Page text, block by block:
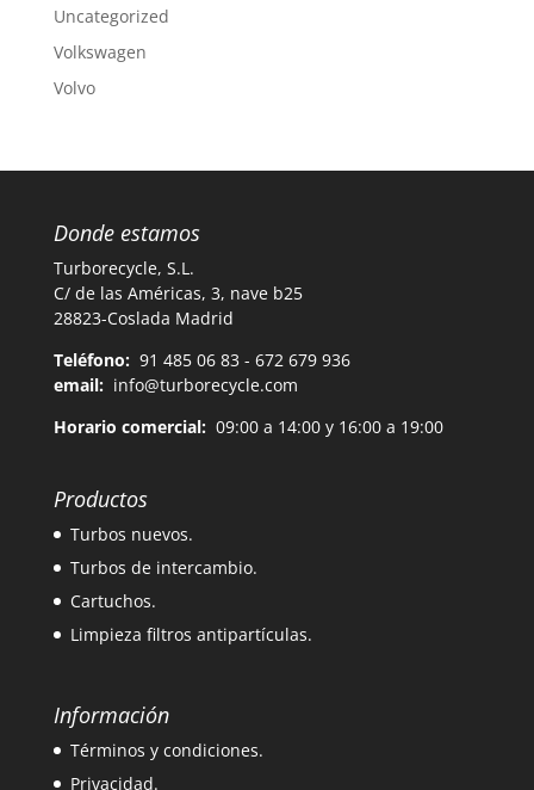
Uncategorized
Volkswagen
Volvo
Donde estamos
Turborecycle, S.L.
C/ de las Américas, 3, nave b25
28823-Coslada Madrid
Teléfono: 91 485 06 83 - 672 679 936
email: info@turborecycle.com
Horario comercial:09:00 a 14:00 y 16:00 a 19:00
Productos
Turbos nuevos.
Turbos de intercambio.
Cartuchos.
Limpieza filtros antipartículas.
Información
Términos y condiciones.
Privacidad.